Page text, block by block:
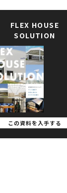
FLEX HOUSE
SOLUTION
この資料を入手する